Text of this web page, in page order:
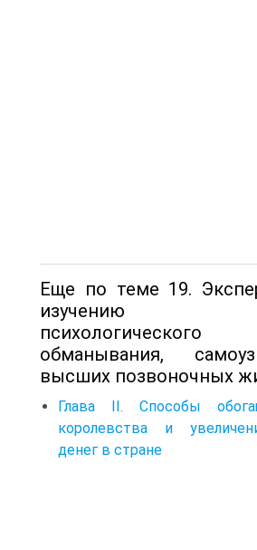
Еще по теме 19.
изучению
обманывания,
высших позвоночных
Глава II. Способы
королевства и
денег в стране